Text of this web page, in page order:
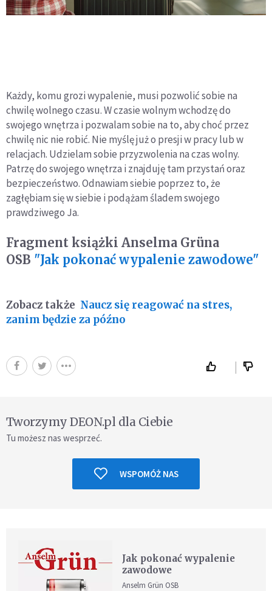
Każdy, komu grozi wypalenie, musi pozwolić sobie na
chwilę wolnego czasu. W czasie wolnym wchodzę do
swojego wnętrza i pozwalam sobie na to, aby choć przez
chwilę nic nie robić. Nie myślę już o presji w pracy lub w
relacjach. Udzielam sobie przyzwolenia na czas wolny.
Patrzę do swojego wnętrza i znajduję tam przystań oraz
bezpieczeństwo. Odnawiam siebie poprzez to, że
zagłębiam się w siebie i podążam śladem swojego
prawdziwego Ja.
Fragment książki Anselma Grüna
OSB "Jak pokonać wypalenie zawodowe"
Zobacz także Naucz się reagować na stres,
zanim będzie za późno
Tworzymy DEON.pl dla Ciebie
Tu możesz nas wesprzeć.
WSPOMÓŻ NAS
Jak pokonać wypalenie
zawodowe
Anselm Grün OSB